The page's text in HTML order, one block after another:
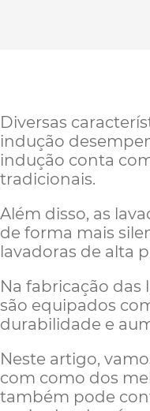
Diversas
indução
indução conta
tradicionais.
Além disso, as
de forma mais
lavadoras de alta
Na fabricação
são equipados
durabilidade e
Neste artigo,
com como dos
também pode